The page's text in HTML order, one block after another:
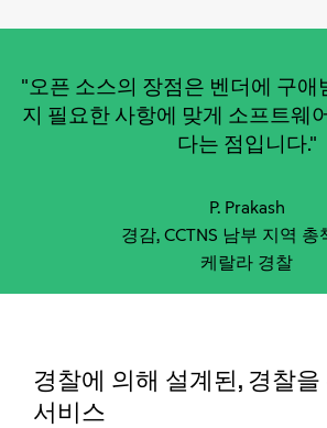
"오픈 소스의 장점은 벤더에 구애
지 필요한 사항에 맞게 소프트웨
다는 점입니다."
P. Prakash
경감, CCTNS 남부 지역 총
케랄라 경찰
경찰에 의해 설계된, 경찰을
서비스